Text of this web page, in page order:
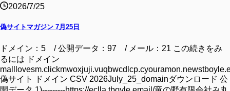
2026/7/25
偽サイトマガジン 7月25日
ドメイン：5 / 公開データ：97 / メール：21 この続きをみ
るには ドメイン
偽サイト ドメイン CSV 2026July_25_domainダウンロード 公